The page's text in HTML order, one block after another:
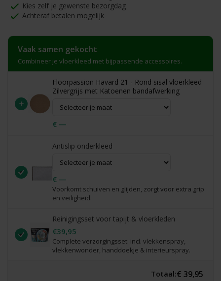
Kies zelf je gewenste bezorgdag
Achteraf betalen mogelijk
Vaak samen gekocht
Combineer je vloerkleed met bijpassende accessoires.
+
Floorpassion Havard 21 - Rond sisal vloerkleed
Zilvergrijs met Katoenen bandafwerking
€ —
Antislip onderkleed
€ —
Voorkomt schuiven en glijden, zorgt voor extra grip
en veiligheid.
Reinigingsset voor tapijt & vloerkleden
€39,95
Complete verzorgingsset: incl. vlekkenspray,
vlekkenwonder, handdoekje & interieurspray.
Totaal:€ 39,95